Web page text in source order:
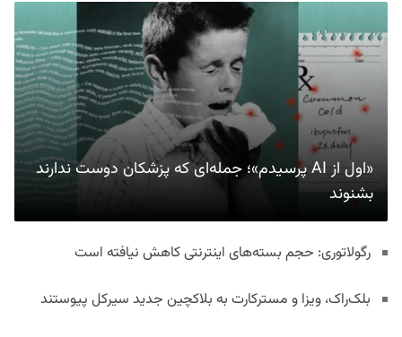
«اول از AI پرسیدم»؛ جمله‌ای که پزشکان دوست ندارند
بشنوند
رگولاتوری: حجم بسته‌های اینترنتی کاهش نیافته است
بلک‌راک، ویزا و مسترکارت به بلاکچین جدید سیرکل پیوستند